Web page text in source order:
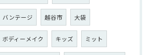
バンテージ 越谷市 大袋
ボディーメイク キッズ ミット